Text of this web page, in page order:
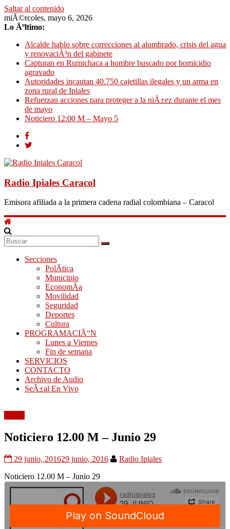
Saltar al contenido
miÃ©rcoles, mayo 6, 2026
Lo Ãºltimo:
Alcalde hablo sobre correcciones al alumbrado, crisis del agua
y renovaciÃ³n del gabinete
Capturan en Rumichaca a hombre buscado por homicidio
agravado
Autoridades incautan 40.750 cajetillas ilegales y un arma en
zona rural de Ipiales
Refuerzan acciones para proteger a la niÃ±ez durante el mes
de mayo
Noticiero 12:00 M – Mayo 5
Radio Ipiales Caracol
Emisora afiliada a la primera cadena radial colombiana – Caracol
Secciones
PolÃ­tica
Municipio
EconomÃ­a
Movilidad
Seguridad
Deportes
Cultura
PROGRAMACIÃ“N
Lunes a Viernes
Fin de semana
SERVICIOS
CONTACTO
Archivo de Audio
SeÃ±al En Vivo
Noticiero 12.00 M – Junio 29
29 junio, 201629 junio, 2016
Radio Ipiales
Noticiero 12.00 M – Junio 29